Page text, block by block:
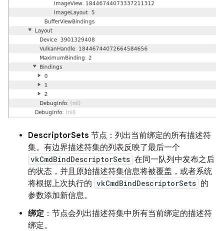
DescriptorSets 节点：列出当前绑定的所有描述符
集。有边界描述符集的列表反映了最后一个
vkCmdBindDescriptorSets 在同一队列中发布之后
的状态，并且原始描述符集信息将被覆盖，或者系统
将根据上次执行的 vkCmdBindDescriptorSets 的
参数添加新信息。
绑定 ：节点会列出描述符集中所有当前绑定的描述符
绑定。